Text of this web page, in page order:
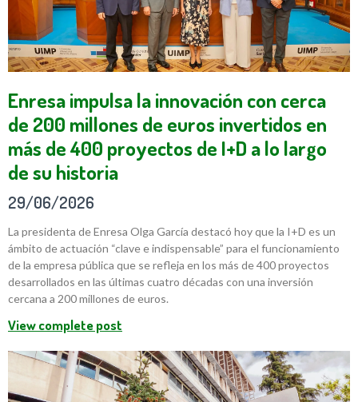
Enresa impulsa la innovación con cerca
de 200 millones de euros invertidos en
más de 400 proyectos de I+D a lo largo
de su historia
29/06/2026
La presidenta de Enresa Olga García destacó hoy que la I+D es un
ámbito de actuación “clave e indispensable” para el funcionamiento
de la empresa pública que se refleja en los más de 400 proyectos
desarrollados en las últimas cuatro décadas con una inversión
cercana a 200 millones de euros.
View complete post